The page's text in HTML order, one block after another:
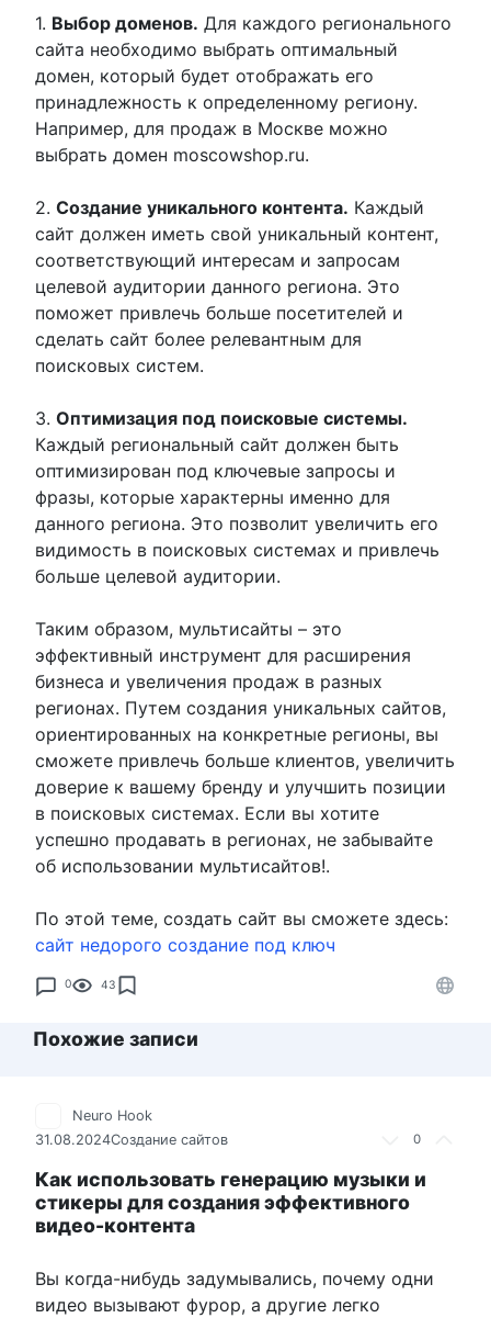
1. Выбор доменов. Для каждого регионального
сайта необходимо выбрать оптимальный
домен, который будет отображать его
принадлежность к определенному региону.
Например, для продаж в Москве можно
выбрать домен moscowshop.ru.
2. Создание уникального контента. Каждый
сайт должен иметь свой уникальный контент,
соответствующий интересам и запросам
целевой аудитории данного региона. Это
поможет привлечь больше посетителей и
сделать сайт более релевантным для
поисковых систем.
3. Оптимизация под поисковые системы.
Каждый региональный сайт должен быть
оптимизирован под ключевые запросы и
фразы, которые характерны именно для
данного региона. Это позволит увеличить его
видимость в поисковых системах и привлечь
больше целевой аудитории.
Таким образом, мультисайты – это
эффективный инструмент для расширения
бизнеса и увеличения продаж в разных
регионах. Путем создания уникальных сайтов,
ориентированных на конкретные регионы, вы
сможете привлечь больше клиентов, увеличить
доверие к вашему бренду и улучшить позиции
в поисковых системах. Если вы хотите
успешно продавать в регионах, не забывайте
об использовании мультисайтов!.
По этой теме, создать сайт вы сможете здесь:
сайт недорого создание под ключ
0 43
Похожие записи
0
Neuro Hook
31.08.2024Создание сайтов
Как использовать генерацию музыки и
стикеры для создания эффективного
видео-контента
Вы когда-нибудь задумывались, почему одни
видео вызывают фурор, а другие легко